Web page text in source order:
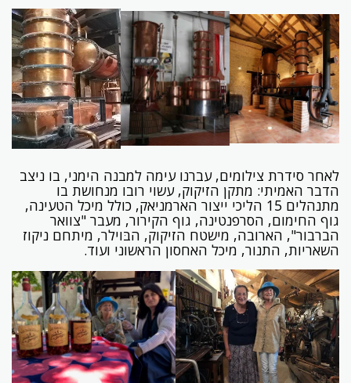
לאחר סידרת צילומים, עברנו עימה למבנה הימני, בו ניצב
הדבר האמיתי: מתקן הזיקוק, עשוי רובו מנחושת בו
מתנהלים 15 הליכי ייצור הארמניאק, כולל מיכל הטעינה,
גוף החימום, הסרפנטינה, גוף הקירור, מעבר "צוואר
הברבור", הארובה, מישטח הזיקוק, הבּוילר, מיתחם ניקוז
השאריות, התנור, מיכל האחסון הראשוני ועוד.